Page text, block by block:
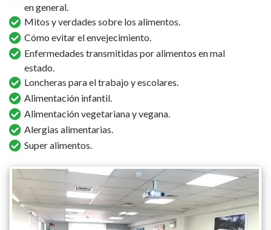
en general.
Mitos y verdades sobre los alimentos.
Cómo evitar el envejecimiento.
Enfermedades transmitidas por alimentos en mal
estado.
Loncheras para el trabajo y escolares.
Alimentación infantil.
Alimentación vegetariana y vegana.
Alergias alimentarias.
Super alimentos.